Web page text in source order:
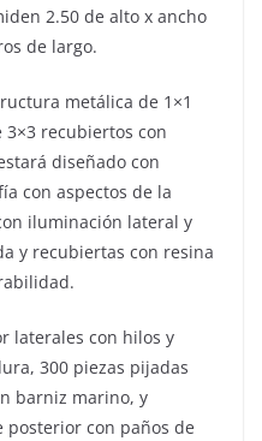
2.50 de alto x ancho
de largo.
metálica de 1×1
3×3 recubiertos con
diseñado con
con aspectos de la
iluminación lateral y
y recubiertas con resina
laterales con hilos y
300 piezas pijadas
barniz marino, y
posterior con paños de